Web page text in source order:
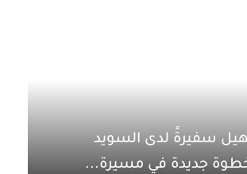
سفيرةً لدى السويد
خطوة جديدة في مسيرة...